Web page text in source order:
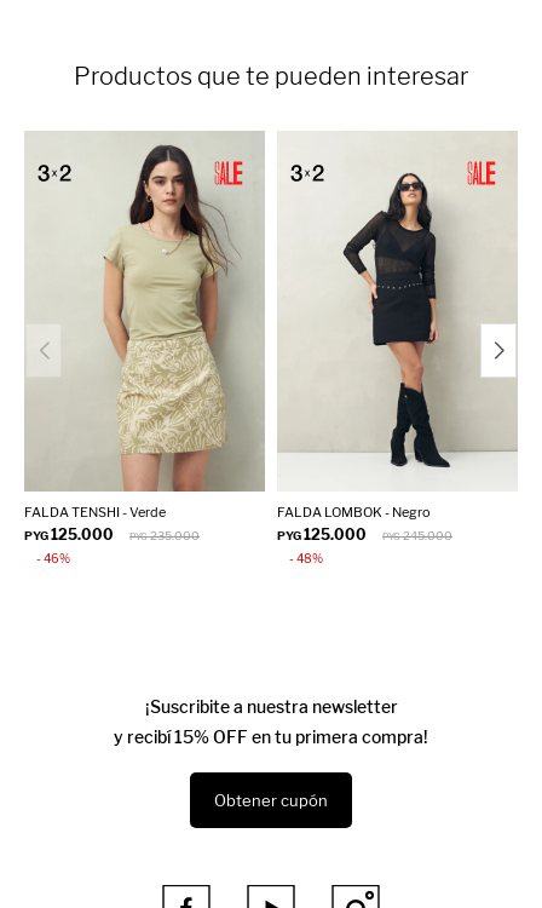
Productos que te pueden interesar
FALDA TENSHI - Verde
PYG125.000 PYG 235.000
46
FALDA LOMBOK - Negro
PYG125.000 PYG 245.000
48
¡Suscribite a nuestra newsletter
y recibí 15% OFF en tu primera compra!
Obtener cupón